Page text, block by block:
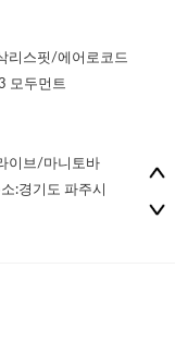
리스핏/에어로코드
모두먼트
이브/마니토바
:경기도 파주시